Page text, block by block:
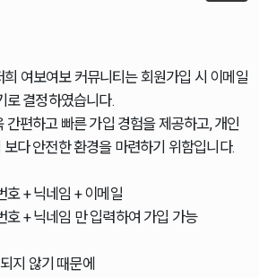
여보여보 커뮤니티는 회원가입 시 이메일
로 결정하였습니다.
간편하고 빠른 가입 경험을 제공하고, 개인
다 안전한 환경을 마련하기 위함입니다.
호 + 닉네임 + 이메일
호 + 닉네임 만 입력하여 가입 가능
지 않기 때문에